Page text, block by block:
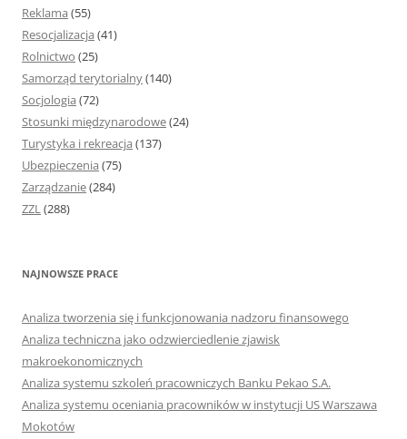
Reklama (55)
Resocjalizacja (41)
Rolnictwo (25)
Samorząd terytorialny(140)
Socjologia (72)
Stosunki międzynarodowe(24)
Turystyka i rekreacja (137)
Ubezpieczenia (75)
Zarządzanie(284)
ZZL(288)
NAJNOWSZE PRACE
Analiza tworzenia się i funkcjonowania nadzoru finansowego
Analiza techniczna jako odzwierciedlenie zjawisk
makroekonomicznych
Analiza systemu szkoleń pracowniczych Banku Pekao S.A.
Analiza systemu oceniania pracowników w instytucji US Warszawa
Mokotów